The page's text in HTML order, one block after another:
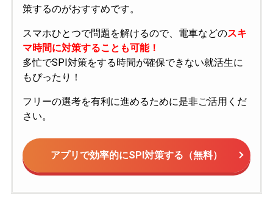
策するのがおすすめです。
スマホひとつで問題を解けるので、電車などのスキ
マ時間に対策することも可能！
多忙でSPI対策をする時間が確保できない就活生に
もぴったり！
フリーの選考を有利に進めるために是非ご活用くだ
さい。
アプリで効率的にSPI対策する（無料）